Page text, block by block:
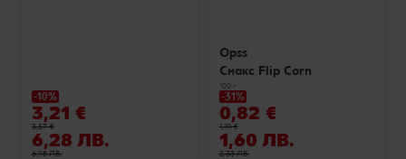
-10%
3,21 €
3,57 €
6,28 ЛВ.
6,98 ЛВ.
Opss
Снакс Flip Corn
100 г
-31%
0,82 €
1,19 €
1,60 ЛВ.
2,33 ЛВ.